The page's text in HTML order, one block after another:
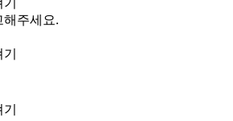
해주세요.